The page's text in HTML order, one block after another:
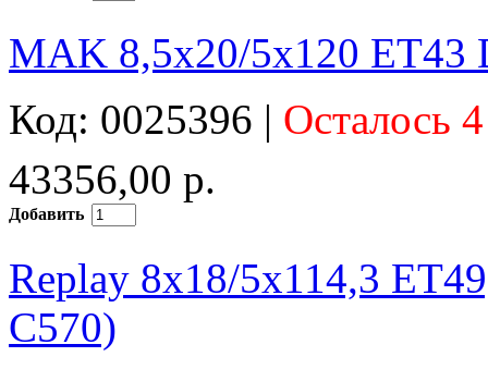
MAK 8,5x20/5x120 ET43
Код: 0025396 | Осталось
43356,00 р.
Добавить
Replay 8x18/5x114,3
C570)